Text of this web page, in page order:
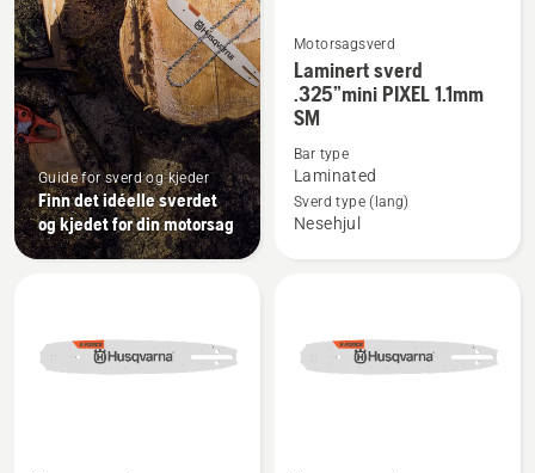
Guide for sverd og kjeder
Finn det idéelle sverdet
og kjedet for din motorsag
Se
flere
detaljer
om
Laminert
sverd
.325”mini
Motorsagsverd
Laminert sverd
.325”mini PIXEL 1.1mm
SM
Bar type
Laminated
Sverd type (lang)
Nesehjul